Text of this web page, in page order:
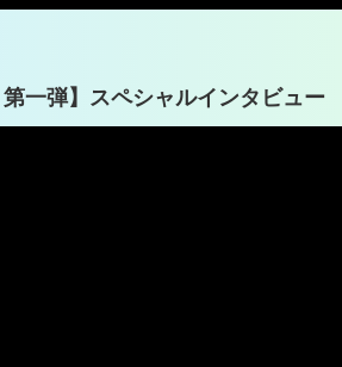
一弾】スペシャルインタビュー